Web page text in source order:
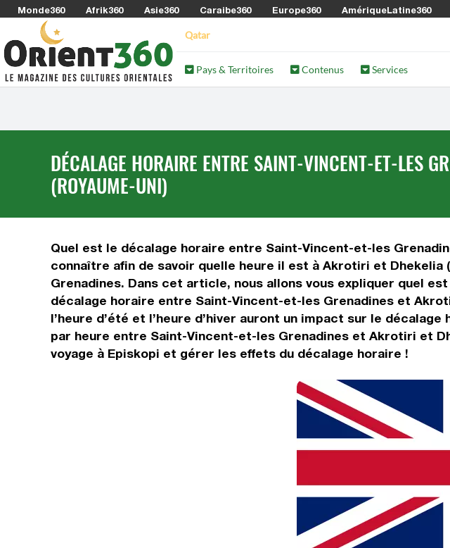
Monde360 Afrik360 Asie360 Caraibe360 Europe360 AmériqueLatine360
Qatar
Pays & Territoires Contenus Services
DÉCALAGE HORAIRE ENTRE SAINT-VINCENT-ET-LES
(ROYAUME-UNI)
Quel est le décalage horaire entre Saint-Vincent-et-les
connaître afin de savoir quelle heure il est à Akrotiri et Dhekelia
Grenadines. Dans cet article, nous allons vous expliquer quel
décalage horaire entre Saint-Vincent-et-les Grenadines et
l’heure d’été et l’heure d’hiver auront un impact sur le
par heure entre Saint-Vincent-et-les Grenadines et Akrotiri et
voyage à Episkopi et gérer les effets du décalage horaire !